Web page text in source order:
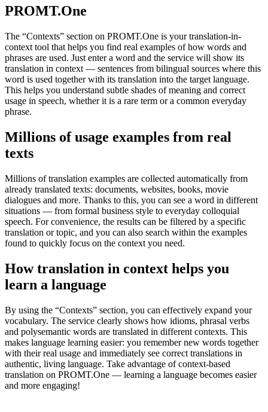
PROMT.One
The “Contexts” section on PROMT.One is your translation-in-
context tool that helps you find real examples of how words and
phrases are used. Just enter a word and the service will show its
translation in context — sentences from bilingual sources where this
word is used together with its translation into the target language.
This helps you understand subtle shades of meaning and correct
usage in speech, whether it is a rare term or a common everyday
phrase.
Millions of usage examples from real
texts
Millions of translation examples are collected automatically from
already translated texts: documents, websites, books, movie
dialogues and more. Thanks to this, you can see a word in different
situations — from formal business style to everyday colloquial
speech. For convenience, the results can be filtered by a specific
translation or topic, and you can also search within the examples
found to quickly focus on the context you need.
How translation in context helps you
learn a language
By using the “Contexts” section, you can effectively expand your
vocabulary. The service clearly shows how idioms, phrasal verbs
and polysemantic words are translated in different contexts. This
makes language learning easier: you remember new words together
with their real usage and immediately see correct translations in
authentic, living language. Take advantage of context-based
translation on PROMT.One — learning a language becomes easier
and more engaging!